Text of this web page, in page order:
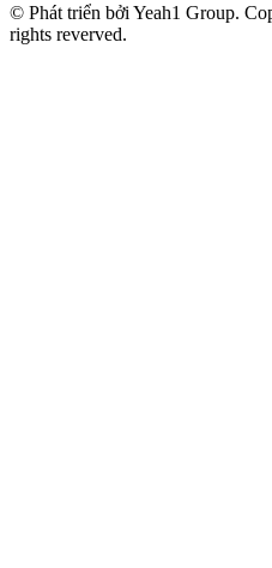
© Phát triển bởi Yeah1 Group.
rights reverved.